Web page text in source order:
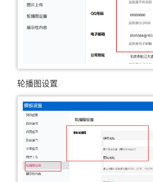
轮播图设置